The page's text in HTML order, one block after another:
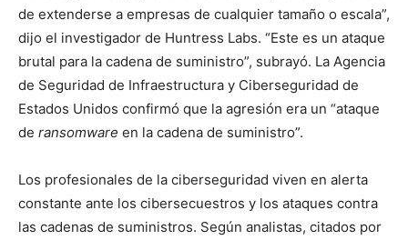
de extenderse a empresas de cualquier tamaño o escala”,
dijo el investigador de Huntress Labs. “Este es un ataque
brutal para la cadena de suministro”, subrayó. La Agencia
de Seguridad de Infraestructura y Ciberseguridad de
Estados Unidos confirmó que la agresión era un “ataque
de ransomware en la cadena de suministro”.
Los profesionales de la ciberseguridad viven en alerta
constante ante los cibersecuestros y los ataques contra
las cadenas de suministros. Según analistas, citados por